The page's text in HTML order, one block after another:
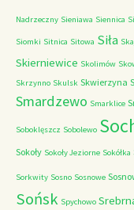
Nadrzeczny Sieniawa Siennica
Siomki Sitnica Sitowa Siła
Skierniewice Skolimów
Skrzynno Skulsk Skwierzyna
Smardzewo Smarklice
Soboklęszcz Sobolewo
Sokoły Sokoły Jeziorne Sokółka
Sorkwity Sosno Sosnowe
Sońsk Spychowo